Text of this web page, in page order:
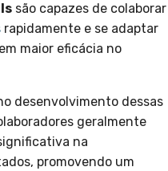
são capazes de colaborar
rapidamente e se adaptar
maior eficácia no
desenvolvimento dessas
geralmente
na
promovendo um